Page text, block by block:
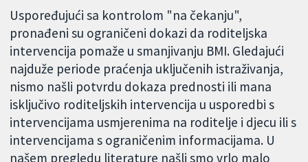
Uspoređujući sa kontrolom "na čekanju",
pronađeni su ograničeni dokazi da roditeljska
intervencija pomaže u smanjivanju BMI. Gledajući
najduže periode praćenja uključenih istraživanja,
nismo našli potvrdu dokaza prednosti ili mana
isključivo roditeljskih intervencija u usporedbi s
intervencijama usmjerenima na roditelje i djecu ili s
intervencijama s ograničenim informacijama. U
našem pregledu literature našli smo vrlo malo